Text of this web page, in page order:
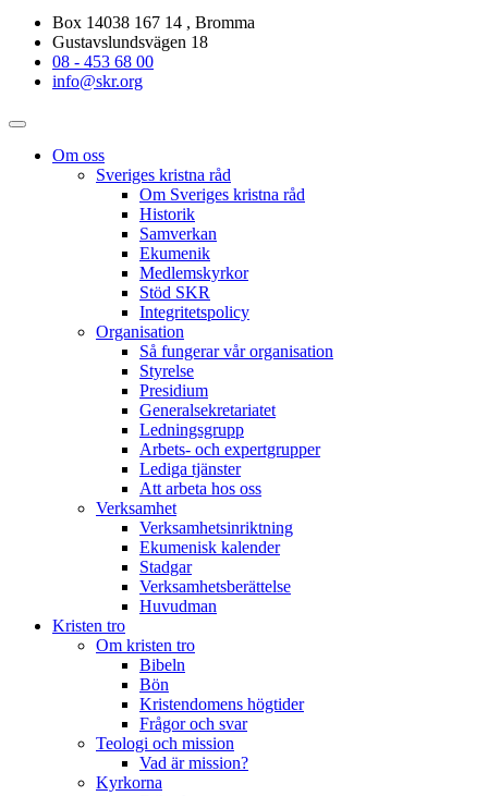
Box 14038 167 14 , Bromma
Gustavslundsvägen 18
08 - 453 68 00
info@skr.org
Om oss
Sveriges kristna råd
Om Sveriges kristna råd
Historik
Samverkan
Ekumenik
Medlemskyrkor
Stöd SKR
Integritetspolicy
Organisation
Så fungerar vår organisation
Styrelse
Presidium
Generalsekretariatet
Ledningsgrupp
Arbets- och expertgrupper
Lediga tjänster
Att arbeta hos oss
Verksamhet
Verksamhetsinriktning
Ekumenisk kalender
Stadgar
Verksamhetsberättelse
Huvudman
Kristen tro
Om kristen tro
Bibeln
Bön
Kristendomens högtider
Frågor och svar
Teologi och mission
Vad är mission?
Kyrkorna